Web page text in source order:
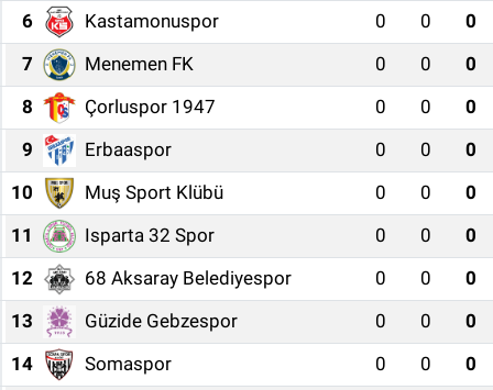
6
Kastamonuspor 0 0
0
7
Menemen FK 0 0
0
8
Çorluspor 1947 0 0
0
9
Erbaaspor 0 0
0
10
Muş Sport Klübü 0 0
0
11
Isparta 32 Spor 0 0
0
12
68 Aksaray Belediyespor 0 0
0
13
Güzide Gebzespor 0 0
0
14
Somaspor 0 0
0